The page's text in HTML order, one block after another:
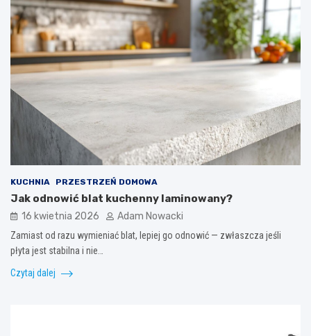
KUCHNIA PRZESTRZEŃ DOMOWA
Jak odnowić blat kuchenny laminowany?
16 kwietnia 2026 Adam Nowacki
Zamiast od razu wymieniać blat, lepiej go odnowić — zwłaszcza jeśli
płyta jest stabilna i nie…
Czytaj dalej